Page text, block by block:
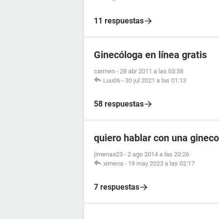
11 respuestas
Ginecóloga en línea gratis
carmen - 28 abr 2011 a las 03:38
Luu06 - 30 jul 2021 a las 01:13
58 respuestas
quiero hablar con una
jimenaa23 - 2 ago 2014 a las 20:26
ximena - 19 may 2023 a las 02:17
7 respuestas